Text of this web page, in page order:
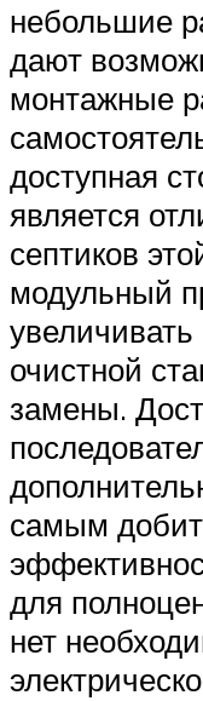
небольшие
дают
монтажные
доступная
является
септиков
модульный
очистной
замены.
самым
для
нет